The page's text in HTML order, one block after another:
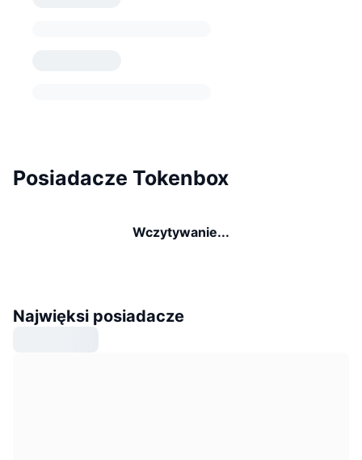
Posiadacze Tokenbox
Wczytywanie...
Najwięksi posiadacze